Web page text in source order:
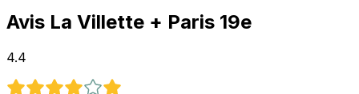
Avis La Villette + Paris 19e
4.4